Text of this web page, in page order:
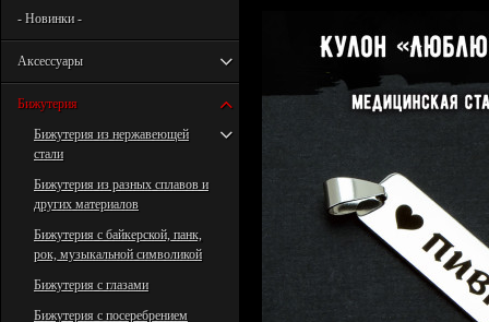
- Новинки -
Аксессуары
Бижутерия
Бижутерия из нержавеющей
стали
Бижутерия из разных сплавов и
других материалов
Бижутерия с байкерской, панк,
рок, музыкальной символикой
Бижутерия с глазами
Бижутерия с посеребрением